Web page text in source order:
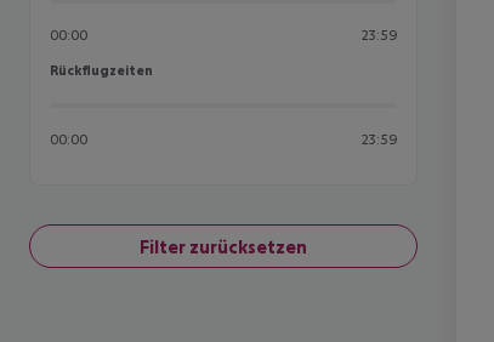
00:00 23:59
Rückflugzeiten
Rückflugzeiten
00:00 23:59
Filter zurücksetzen